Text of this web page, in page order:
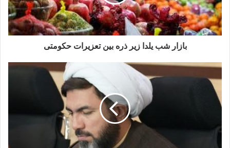
احداث نخستین شهر جنگلی دنیا با
40000 اصله درخت در چین
8 تیر 1396
بازار شب یلدا زیر ذره بین تعزیرات حکومتی